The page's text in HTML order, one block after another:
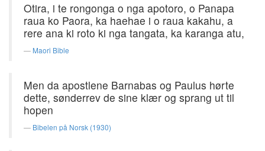
Otira, i te rongonga o nga apotoro, o Panapa
raua ko Paora, ka haehae i o raua kakahu, a
rere ana ki roto ki nga tangata, ka karanga atu,
Maori Bible
Men da apostlene Barnabas og Paulus hørte
dette, sønderrev de sine klær og sprang ut til
hopen
Bibelen på Norsk (1930)